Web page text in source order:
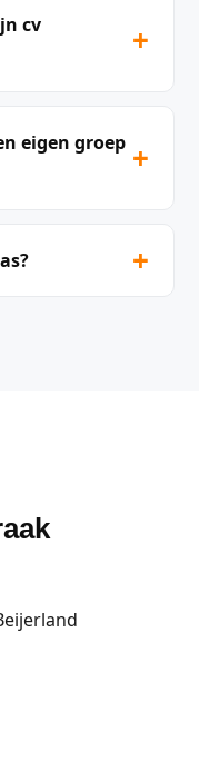
cv
+
eigen groep +
+